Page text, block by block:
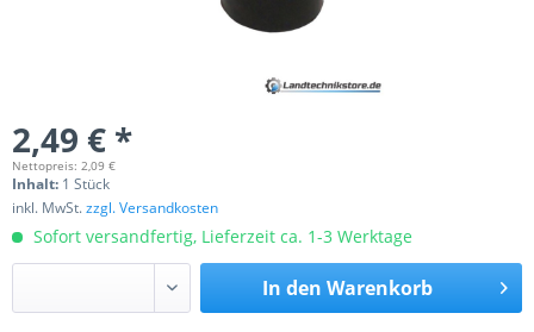
2,49 € *
Nettopreis: 2,09 €
Inhalt: 1 Stück
inkl. MwSt.zzgl. Versandkosten
Sofort versandfertig, Lieferzeit ca. 1-3 Werktage
In den Warenkorb